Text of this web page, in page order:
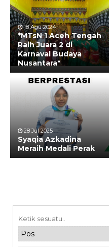
18 Agu 2024
*MTsN 1 Aceh Tengah
Raih Juara 2 di
Karnaval Budaya
Nusantara*
28 Jul 2025
Syaqia Azkadina
Meraih Medali Perak